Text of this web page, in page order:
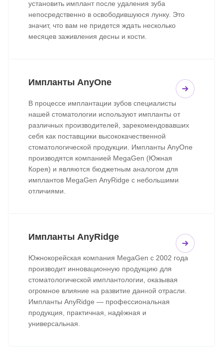
установить имплант после удаления зуба
непосредственно в освободившуюся лунку. Это
значит, что вам не придется ждать несколько
месяцев заживления десны и кости.
Импланты AnyOne
В процессе имплантации зубов специалисты
нашей стоматологии используют импланты от
различных производителей, зарекомендовавших
себя как поставщики высококачественной
стоматологической продукции. Импланты AnyOne
производятся компанией MegaGen (Южная
Корея) и являются бюджетным аналогом для
имплантов MegaGen АnyRidge с небольшими
отличиями.
Импланты AnyRidge
Южнокорейская компания MegaGen с 2002 года
производит инновационную продукцию для
стоматологической имплантологии, оказывая
огромное влияние на развитие данной отрасли.
Импланты AnyRidge — профессиональная
продукция, практичная, надёжная и
универсальная.